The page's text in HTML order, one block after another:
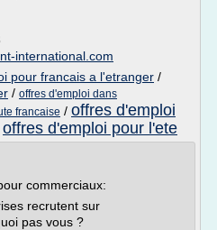
international.com
pour francais a l'etranger /
/ offres d'emploi dans
francaise / offres d'emploi
offres d'emploi pour l'ete
commerciaux:
recrutent sur
pas vous ?